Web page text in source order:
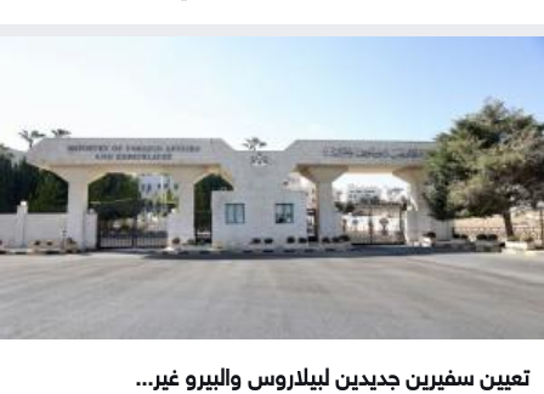
تعيين سفيرين جديدين لبيلاروس والبيرو غير...